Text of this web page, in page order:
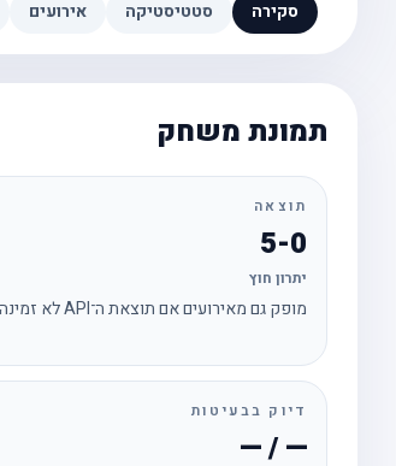
סקירה סטטיסטיקה אירועים
תמונת משחק
תוצאה
5-0
יתרון חוץ
מופק גם מאירועים אם תוצאת ה־API לא זמינה
דיוק בבעיטות
— / —